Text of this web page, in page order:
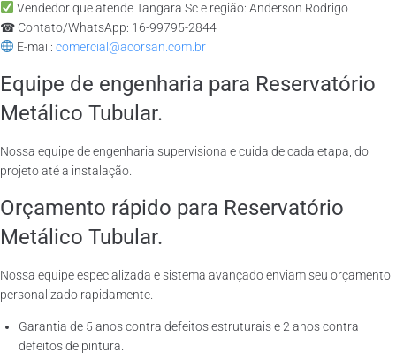
Vendedor que atende Tangara Sc e região: Anderson Rodrigo
☎ Contato/WhatsApp: 16-99795-2844
E-mail: comercial@acorsan.com.br
Equipe de engenharia para Reservatório
Metálico Tubular.
Nossa equipe de engenharia supervisiona e cuida de cada etapa, do
projeto até a instalação.
Orçamento rápido para Reservatório
Metálico Tubular.
Nossa equipe especializada e sistema avançado enviam seu orçamento
personalizado rapidamente.
Garantia de 5 anos contra defeitos estruturais e 2 anos contra
defeitos de pintura.